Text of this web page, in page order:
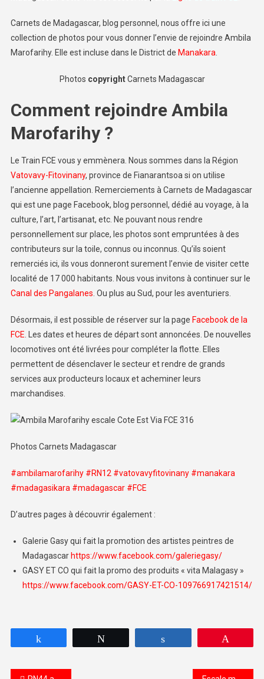
Carnets de Madagascar, blog personnel, nous offre ici une
collection de photos pour vous donner l’envie de rejoindre Ambila
Marofarihy. Elle est incluse dans le District de Manakara
Photos copyrightCarnets Madagascar
Comment rejoindre Ambila
Marofarihy ?
Le Train FCE vous y emmènera. Nous sommes dans la Région
Vatovavy-Fitovinany, province de Fianarantsoa si on utilise
l’ancienne appellation. Remerciements à Carnets de Madagascar
qui est une page Facebook, blog personnel, dédié au voyage, à la
culture, l’art, l’artisanat, etc. Ne pouvant nous rendre
personnellement sur place, les photos sont empruntées à des
contributeurs sur la toile, connus ou inconnus. Qu’ils soient
remerciés ici, ils vous donneront surement l’envie de visiter cette
localité de 17 000 habitants. Nous vous invitons à continuer sur le
Canal des Pangalanes . Ou plus au Sud, pour les aventuriers.
Désormais, il est possible de réserver sur la page Facebook de la
FCE . Les dates et heures de départ sont annoncées. De nouvelles
locomotives ont été livrées pour compléter la flotte. Elles
permettent de désenclaver le secteur et rendre de grands
services aux producteurs locaux et acheminer leurs
marchandises.
Photos Carnets Madagascar
#ambilamarofarihy #RN12 #vatovavyfitovinany #manakara
#madagasikara #madagascar #FCE
D’autres pages à découvrir également :
Galerie Gasy qui fait la promotion des artistes peintres de
Madagascar https://www.facebook.com/galeriegasy/
GASY ET CO qui fait la promo des produits « vita Malagasy »
https://www.facebook.com/GASY-ET-CO-109766917421514/